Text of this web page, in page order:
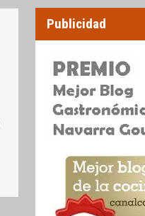
Publicidad